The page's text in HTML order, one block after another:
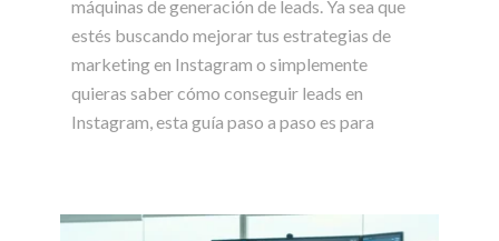
máquinas de generación de leads. Ya sea que
estés buscando mejorar tus estrategias de
marketing en Instagram o simplemente
quieras saber cómo conseguir leads en
Instagram, esta guía paso a paso es para